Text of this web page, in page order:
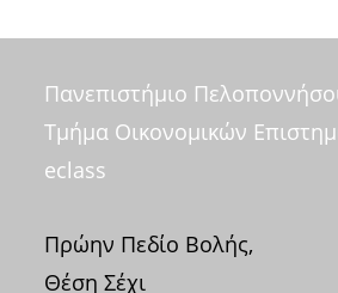
Πανεπιστήμιο
Τμήμα Οικονομικών
eclass
Πρώην Πεδίο Βολής,
Θέση Σέχι